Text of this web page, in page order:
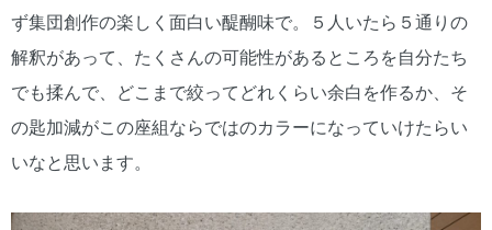
ず集団創作の楽しく面白い醍醐味で。５人いたら５通りの
解釈があって、たくさんの可能性があるところを自分たち
でも揉んで、どこまで絞ってどれくらい余白を作るか、そ
の匙加減がこの座組ならではのカラーになっていけたらい
いなと思います。